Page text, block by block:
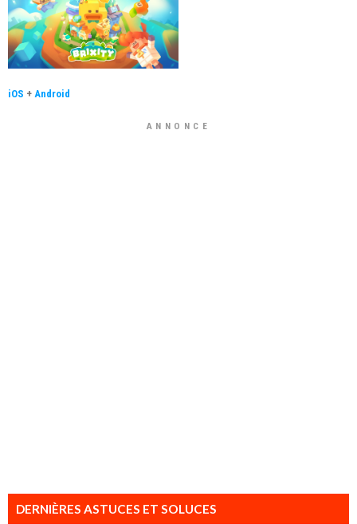
iOS + Android
ANNONCE
DERNIÈRES ASTUCES ET SOLUCES